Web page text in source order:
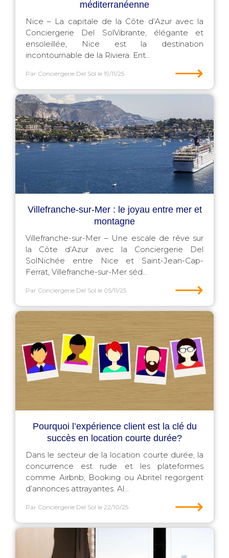
méditerranéenne
Nice – La capitale de la Côte d’Azur avec la
Conciergerie Del SolVibrante, élégante et
ensoleillée, Nice est la destination
incontournable de la Riviera. Ent...
Par Conciergerie Del Sol le 19/11/25 ⟶
Villefranche-sur-Mer : le joyau entre mer et
montagne
Villefranche-sur-Mer – Une escale de rêve sur
la Côte d’Azur avec la Conciergerie Del
SolNichée entre Nice et Saint-Jean-Cap-
Ferrat, Villefranche-sur-Mer séd...
Par Conciergerie Del Sol le 05/11/25 ⟶
Pourquoi l’expérience client est la clé du
succès en location courte durée?
Dans le secteur de la location courte durée, la
concurrence est rude et les plateformes
comme Airbnb, Booking ou Abritel regorgent
d’annonces attrayantes. Al...
Par Conciergerie Del Sol le 22/10/25 ⟶